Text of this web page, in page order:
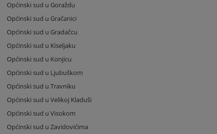
Općinski sud u Goraždu
Općinski sud u Gračanici
Općinski sud u Gradačcu
Općinski sud u Kiseljaku
Općinski sud u Konjicu
Općinski sud u Ljubuškom
Općinski sud u Travniku
Općinski sud u Velikoj Kladuši
Općinski sud u Visokom
Općinski sud u Zavidovićima